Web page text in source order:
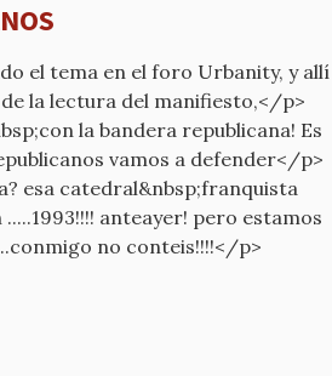
el tema en el foro Urbanity, y allí
la lectura del manifiesto,</p>
la bandera republicana! Es
vamos a defender</p>
esa catedral&nbsp;franquista
.....1993!!!! anteayer! pero estamos
no conteis!!!!</p>